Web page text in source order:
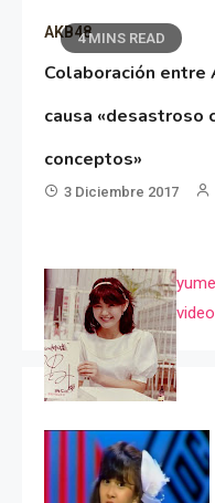
4 MINS READ
AKB48
Colaboración entre
causa «desastroso
conceptos»
3 Diciembre 2017